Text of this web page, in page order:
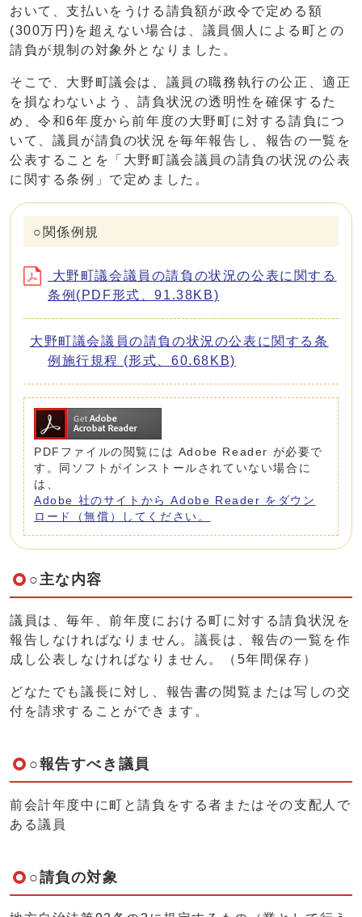
おいて、支払いをうける請負額が政令で定める額
(300万円)を超えない場合は、議員個人による町との
請負が規制の対象外となりました。
そこで、大野町議会は、議員の職務執行の公正、適正
を損なわないよう、請負状況の透明性を確保するた
め、令和6年度から前年度の大野町に対する請負につ
いて、議員が請負の状況を毎年報告し、報告の一覧を
公表することを「大野町議会議員の請負の状況の公表
に関する条例」で定めました。
○関係例規
大野町議会議員の請負の状況の公表に関する
条例(PDF形式、91.38KB)
大野町議会議員の請負の状況の公表に関する条
例施行規程 (形式、60.68KB)
PDFファイルの閲覧には Adobe Reader が必要で
す。同ソフトがインストールされていない場合に
は、
Adobe 社のサイトから Adobe Reader をダウン
ロード（無償）してください。
○主な内容
議員は、毎年、前年度における町に対する請負状況を
報告しなければなりません。議長は、報告の一覧を作
成し公表しなければなりません。（5年間保存）
どなたでも議長に対し、報告書の閲覧または写しの交
付を請求することができます。
○報告すべき議員
前会計年度中に町と請負をする者またはその支配人で
ある議員
○請負の対象